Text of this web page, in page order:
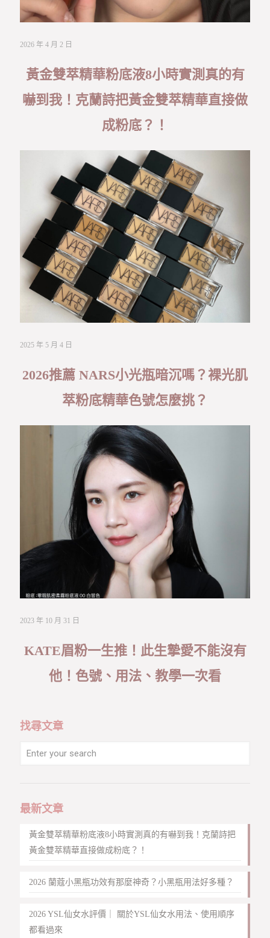
2026 年 4 月 2 日
黃金雙萃精華粉底液8小時實測真的有
嚇到我！克蘭詩把黃金雙萃精華直接做
成粉底？！
2025 年 5 月 4 日
2026推薦 NARS小光瓶暗沉嗎？裸光肌
萃粉底精華色號怎麼挑？
2023 年 10 月 31 日
KATE眉粉一生推！此生摯愛不能沒有
他！色號、用法、教學一次看
找尋文章
最新文章
黃金雙萃精華粉底液8小時實測真的有嚇到我！克蘭詩把
黃金雙萃精華直接做成粉底？！
2026 蘭蔻小黑瓶功效有那麼神奇？小黑瓶用法好多種？
2026 YSL仙女水評價｜ 關於YSL仙女水用法、使用順序
都看過來